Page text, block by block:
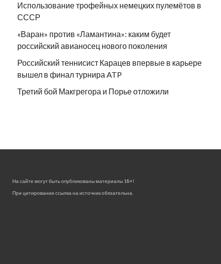
Использование трофейных немецких пулемётов в
СССР
«Варан» против «Ламантина»: каким будет
российский авианосец нового поколения
Российский теннисист Карацев впервые в карьере
вышел в финал турнира ATP
Третий бой Макгрегора и Порье отложили
На сайте могут быть опубликованы материалы 18+!
При цитировании ссылка на источник обязательна.